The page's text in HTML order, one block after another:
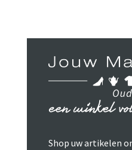
Shop uw artikelen